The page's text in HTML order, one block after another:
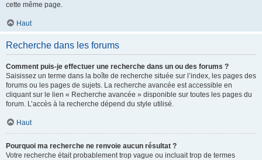
cette même page.
Haut
Recherche dans les forums
Comment puis-je effectuer une recherche dans un ou des forums ?
Saisissez un terme dans la boîte de recherche située sur l’index, les pages des
forums ou les pages de sujets. La recherche avancée est accessible en
cliquant sur le lien « Recherche avancée » disponible sur toutes les pages du
forum. L’accès à la recherche dépend du style utilisé.
Haut
Pourquoi ma recherche ne renvoie aucun résultat ?
Votre recherche était probablement trop vague ou incluait trop de termes